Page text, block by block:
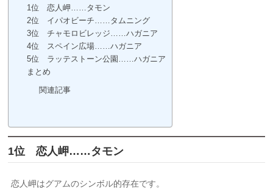
1位 恋人岬……タモン
2位 イパオビーチ……タムニング
3位 チャモロビレッジ……ハガニア
4位 スペイン広場……ハガニア
5位 ラッテストーン公園……ハガニア
まとめ
関連記事
1位 恋人岬……タモン
恋人岬はグアムのシンボル的存在です。